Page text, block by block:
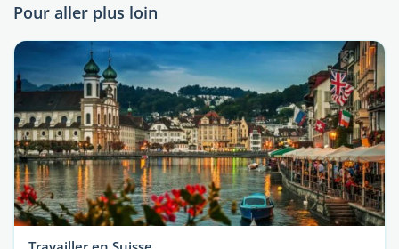
Pour aller plus loin